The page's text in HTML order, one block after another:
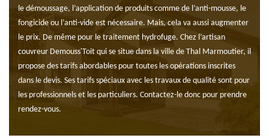
le démoussage, l’application de produits comme de l’anti-mousse, le
fongicide ou l’anti-vide est nécessaire. Mais, cela va aussi augmenter
le prix. De même pour le traitement hydrofuge. Chez l’artisan
couvreur Demouss'Toit qui se situe dans la ville de Thal Marmoutier, il
propose des tarifs abordables pour toutes les opérations inscrites
dans le devis. Ses tarifs spéciaux avec les travaux de qualité sont pour
les professionnels et les particuliers. Contactez-le donc pour prendre
rendez-vous.